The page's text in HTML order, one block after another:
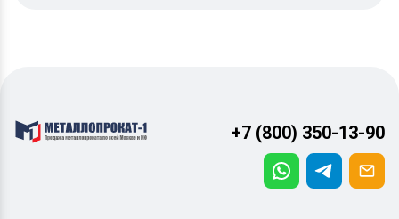
+7 (800) 350-13-90